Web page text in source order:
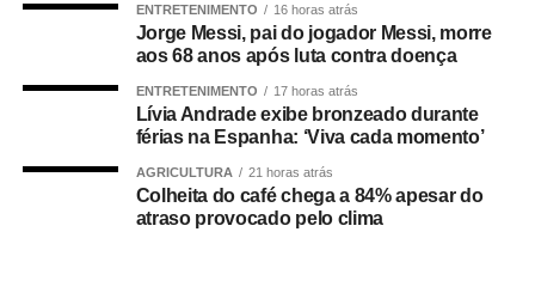
Durante os encontros, os participantes acompanham as
atualizações normativas, aperfeiçoam conhecimentos
técnicos, desenvolvem atividades práticas com cálculos
em processos reais e discutem procedimentos utilizados
na elaboração de laudos contábeis.
Segundo o instrutor e contador Carlos José Rodrigues, o
objetivo é alinhar a atuação dos profissionais que
ENTRETENIMENTO 16 horas atrás
Jorge Messi, pai do jogador Messi, morre
aos 68 anos após luta contra doença
ENTRETENIMENTO 17 horas atrás
Lívia Andrade exibe bronzeado durante
férias na Espanha: ‘Viva cada momento’
AGRICULTURA 21 horas atrás
Colheita do café chega a 84% apesar do
atraso provocado pelo clima